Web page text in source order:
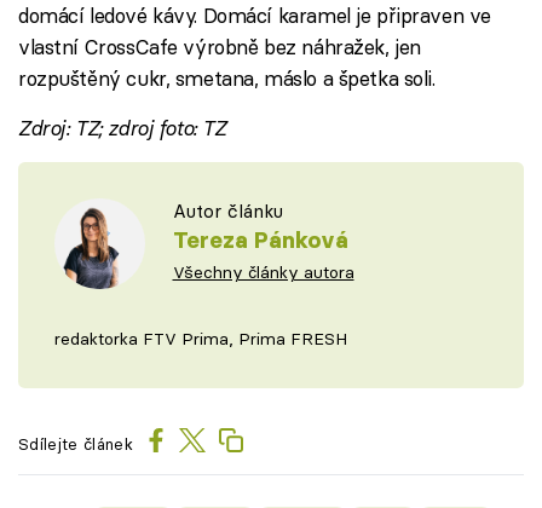
domácí ledové kávy. Domácí karamel je připraven ve
vlastní CrossCafe výrobně bez náhražek, jen
rozpuštěný cukr, smetana, máslo a špetka soli.
Zdroj: TZ; zdroj foto: TZ
Autor článku
Tereza Pánková
Všechny články autora
redaktorka FTV Prima, Prima FRESH
Sdílejte článek